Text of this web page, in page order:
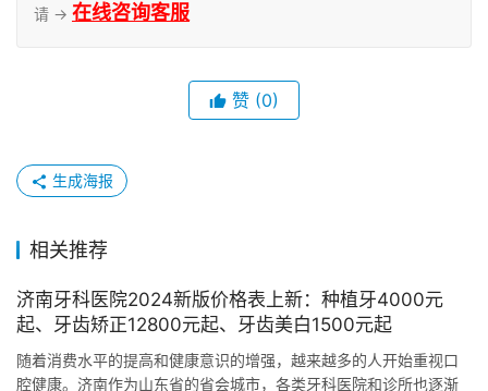
请 → 在线咨询客服
赞 (0)
生成海报
相关推荐
济南牙科医院2024新版价格表上新：种植牙4000元
起、牙齿矫正12800元起、牙齿美白1500元起
随着消费水平的提高和健康意识的增强，越来越多的人开始重视口
腔健康。济南作为山东省的省会城市，各类牙科医院和诊所也逐渐